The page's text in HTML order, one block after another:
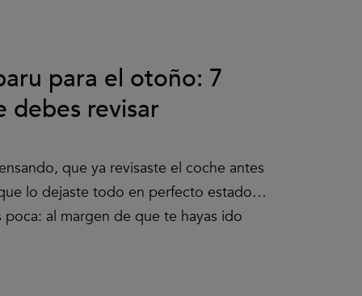
para el otoño: 7
debes revisar
que ya revisaste el coche antes
lo dejaste todo en perfecto estado…
al margen de que te hayas ido